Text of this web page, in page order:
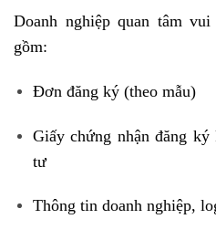
Doanh nghiệp quan tâm
gồm:
Đơn đăng ký (theo mẫu)
Giấy chứng nhận đăng ký
tư
Thông tin doanh nghiệp,